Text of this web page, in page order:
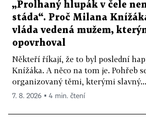
„Prolhaný hlupák v čele
stáda“. Proč Milana
vláda vedená mužem,
opovrhoval
Někteří říkají, že to byl poslední
Knížáka. A něco na tom je. Pohřeb
organizovaný těmi, kterými slavný...
7. 8. 2026 ▪ 4 min. čtení